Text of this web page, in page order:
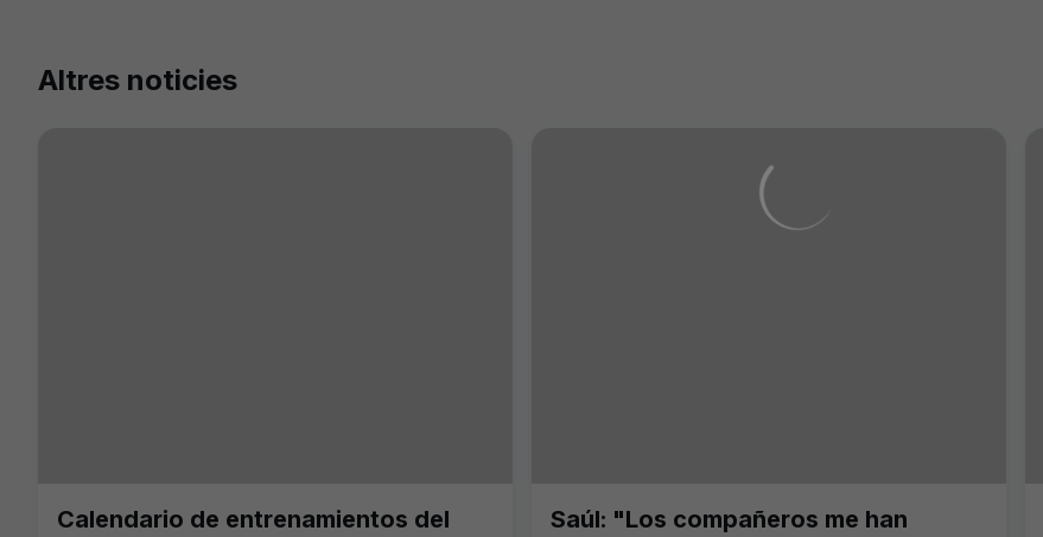
Altres noticies
Calendario de entrenamientos del
Saúl: "Los compañeros me han